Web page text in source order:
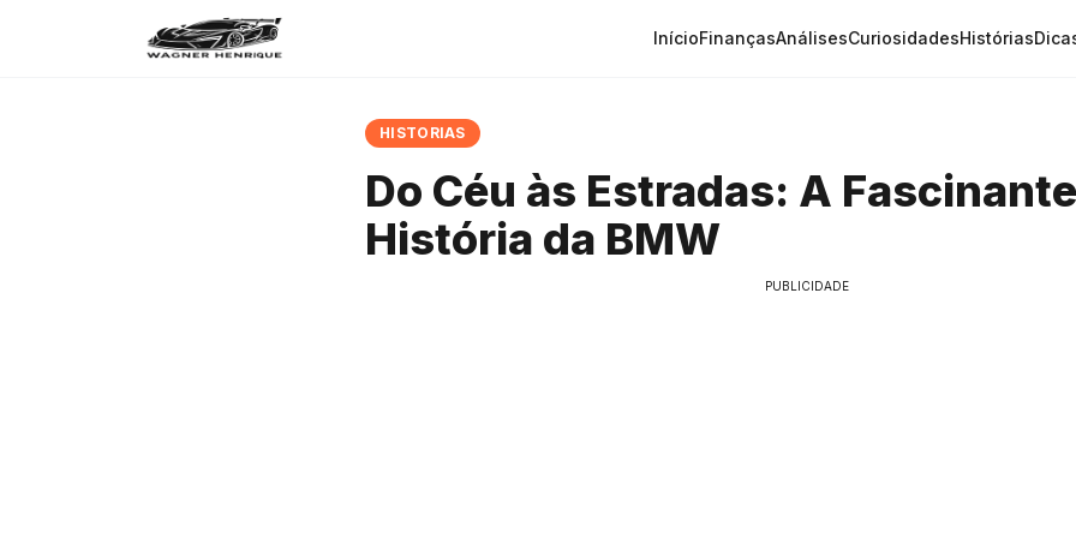
InícioFinançasAnálisesCuriosidadesHistórias
HISTORIAS
Do Céu às Estradas: A Fascinante
História da BMW
PUBLICIDADE